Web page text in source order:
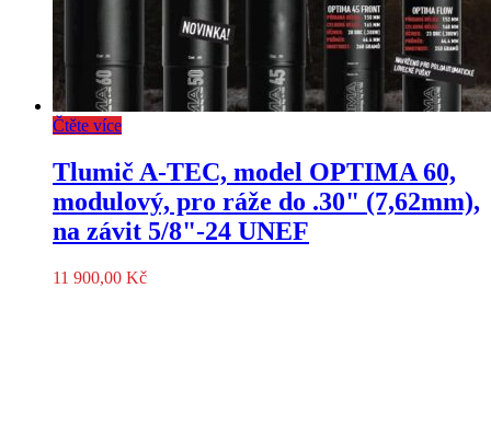
Čtěte více
Tlumič A-TEC, model OPTIMA 60,
modulový, pro ráže do .30" (7,62mm),
na závit 5/8"-24 UNEF
11 900,00 Kč